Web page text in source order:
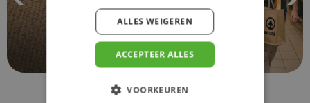
ACCEPTEER ALLES
ALLES WEIGEREN
VOORKEUREN